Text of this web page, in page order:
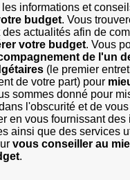
informations et
budget. Vous
actualités afin de
votre budget. Vous
de l'un
(le premier
de votre part) pour
sommes donné pour
l'obscurité et de
en vous fournissant des
ainsi que des services
vous conseiller au
.